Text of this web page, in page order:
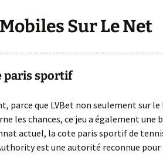
Sur Le Net
paris sportif
parce que LVBet non seulement sur
les chances, ce jeu a également une
actuel, la cote paris sportif de
est une autorité reconnue pour